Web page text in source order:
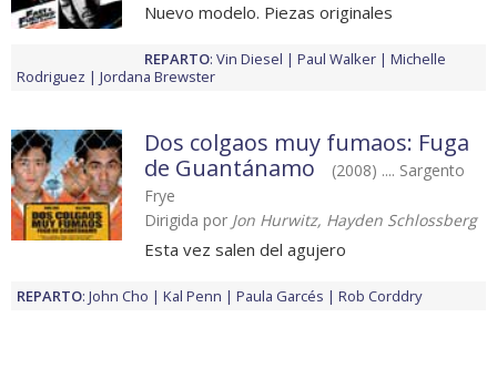
Nuevo modelo. Piezas originales
REPARTO: Vin Diesel Paul Walker
Michelle
Rodriguez
Jordana Brewster
Dos colgaos muy fumaos: Fuga
de Guantánamo
(2008) .... Sargento
Frye
Dirigida por Jon Hurwitz, Hayden Schlossberg
Esta vez salen del agujero
REPARTO: John Cho Kal Penn Paula Garcés Rob Corddry